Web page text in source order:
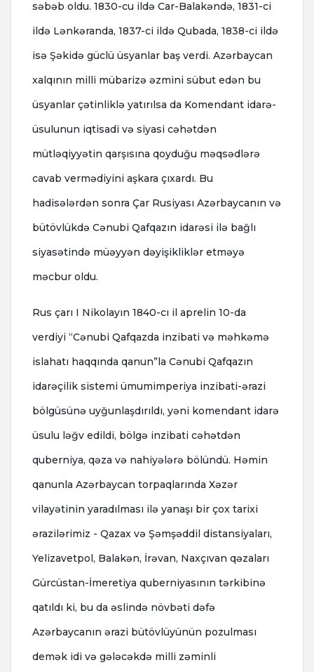
səbəb oldu. 1830-cu ildə Car-Balakəndə, 1831-ci
ildə Lənkəranda, 1837-ci ildə Qubada, 1838-ci ildə
isə Şəkidə güclü üsyanlar baş verdi. Azərbaycan
xalqının milli mübarizə əzmini sübut edən bu
üsyanlar çətinliklə yatırılsa da Komendant idarə-
üsulunun iqtisadi və siyasi cəhətdən
mütləqiyyətin qarşısına qoyduğu məqsədlərə
cavab vermədiyini aşkara çıxardı. Bu
hadisələrdən sonra Çar Rusiyası Azərbaycanın və
bütövlükdə Cənubi Qafqazın idarəsi ilə bağlı
siyasətində müəyyən dəyişikliklər etməyə
məcbur oldu.
Rus çarı I Nikolayın 1840-cı il aprelin 10-da
verdiyi “Cənubi Qafqazda inzibati və məhkəmə
islahatı haqqında qanun”la Cənubi Qafqazın
idarəçilik sistemi ümumimperiya inzibati-ərazi
bölgüsünə uyğunlaşdırıldı, yəni komendant idarə
üsulu ləğv edildi, bölgə inzibati cəhətdən
quberniya, qəza və nahiyələrə bölündü. Həmin
qanunla Azərbaycan torpaqlarında Xəzər
vilayətinin yaradılması ilə yanaşı bir çox tarixi
ərazilərimiz - Qazax və Şəmşəddil distansiyaları,
Yelizavetpol, Balakən, İrəvan, Naxçıvan qəzaları
Gürcüstan-İmeretiya quberniyasının tərkibinə
qatıldı ki, bu da əslində növbəti dəfə
Azərbaycanın ərazi bütövlüyünün pozulması
demək idi və gələcəkdə milli zəminli